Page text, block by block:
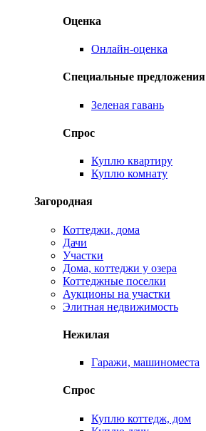
Оценка
Онлайн-оценка
Специальные предложения
Зеленая гавань
Спрос
Куплю квартиру
Куплю комнату
Загородная
Коттеджи, дома
Дачи
Участки
Дома, коттеджи у озера
Коттеджные поселки
Аукционы на участки
Элитная недвижимость
Нежилая
Гаражи, машиноместа
Спрос
Куплю коттедж, дом